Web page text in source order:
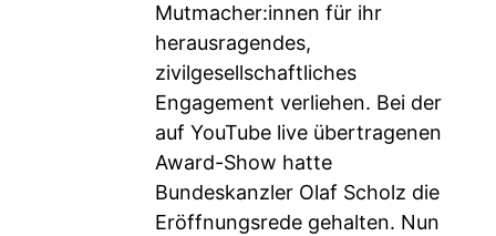
Mutmacher:innen für ihr
herausragendes,
zivilgesellschaftliches
Engagement verliehen. Bei der
auf YouTube live übertragenen
Award-Show hatte
Bundeskanzler Olaf Scholz die
Eröffnungsrede gehalten. Nun